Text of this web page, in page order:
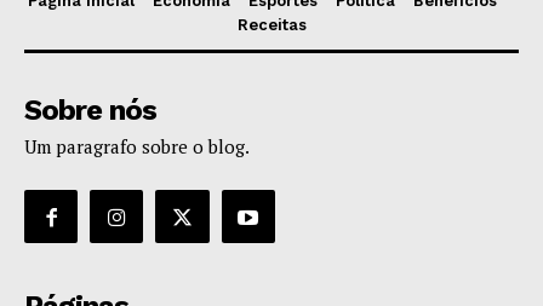
Receitas
Sobre nós
Um paragrafo sobre o blog.